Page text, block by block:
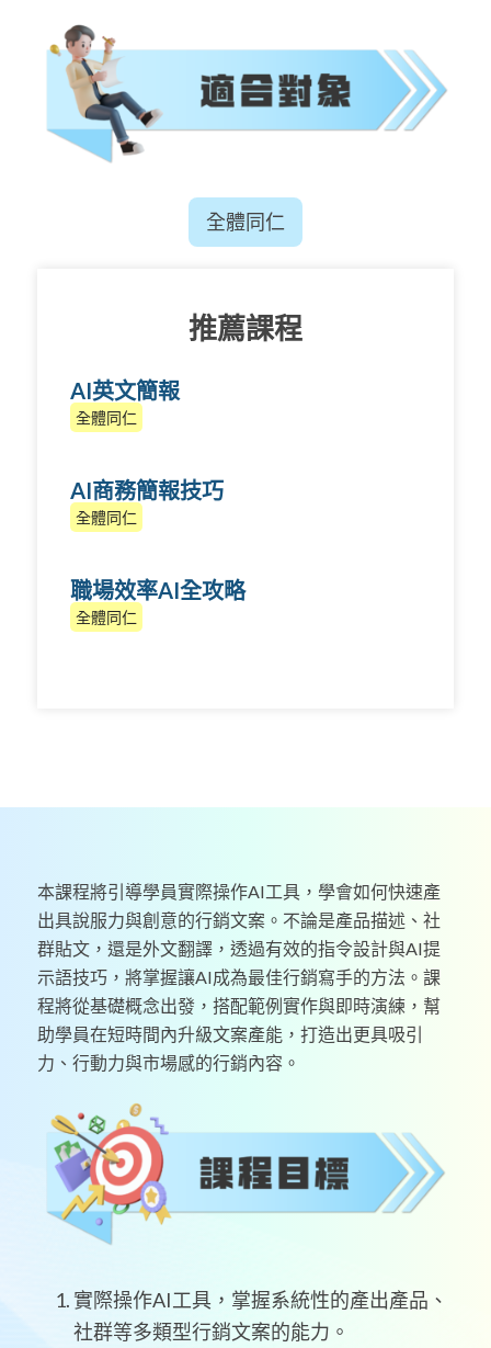
全體同仁
推薦課程
AI英文簡報
全體同仁
AI商務簡報技巧
全體同仁
職場效率AI全攻略
全體同仁
本課程將引導學員實際操作AI工具，學會如何快速產
出具說服力與創意的行銷文案。不論是產品描述、社
群貼文，還是外文翻譯，透過有效的指令設計與AI提
示語技巧，將掌握讓AI成為最佳行銷寫手的方法。課
程將從基礎概念出發，搭配範例實作與即時演練，幫
助學員在短時間內升級文案產能，打造出更具吸引
力、行動力與市場感的行銷內容。
實際操作AI工具，掌握系統性的產出產品、
社群等多類型行銷文案的能力。